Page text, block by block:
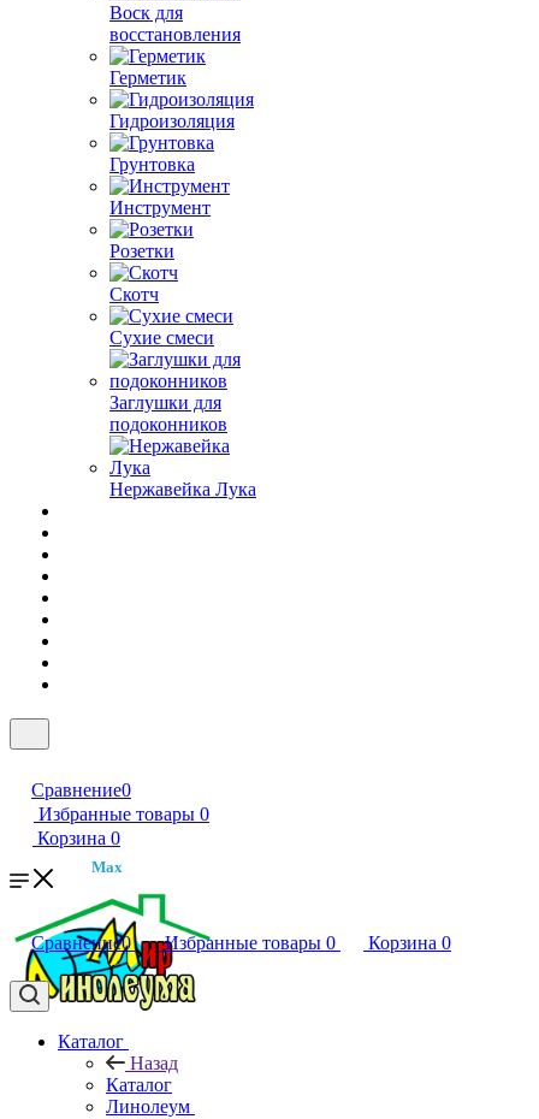
Воск для
восстановления
Герметик
Гидроизоляция
Грунтовка
Инструмент
Розетки
Скотч
Сухие смеси
Заглушки для
подоконников
Нержавейка Лука
Сравнение0
Избранные товары 0
Корзина 0
Max
Сравнение0 Избранные товары 0 Корзина 0
Каталог
Назад
Каталог
Линолеум